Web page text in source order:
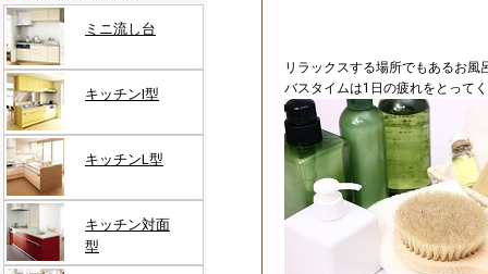
リラックスする場所でもあるお風
バスタイムは1日の疲れをとって
ミニ流し台
キッチンI型
キッチンL型
キッチン対面
型